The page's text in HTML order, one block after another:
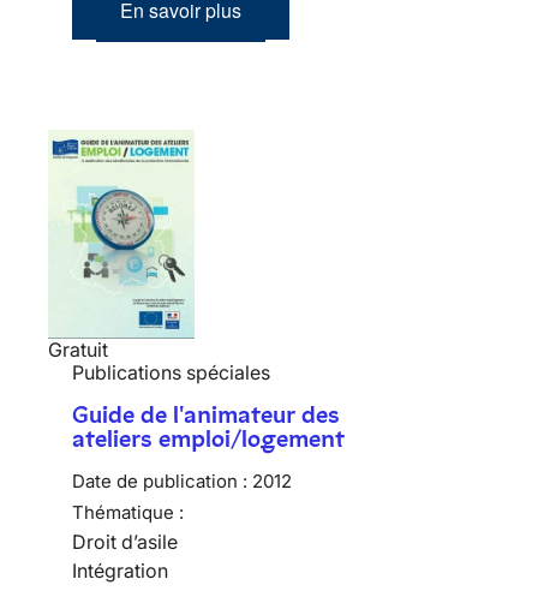
En savoir plus
Gratuit
Publications spéciales
Guide de l'animateur des
ateliers emploi/logement
Date de publication : 2012
Thématique :
Droit d’asile
Intégration